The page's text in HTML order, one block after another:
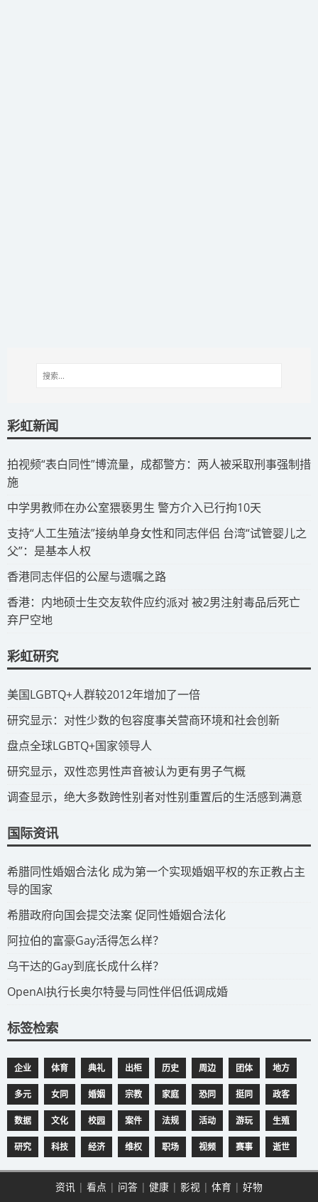
彩虹新闻
拍视频“表白同性”博流量，成都警方：两人被采取刑事强制措
施
​中学男教师在办公室猥亵男生 警方介入已行拘10天
​支持“人工生殖法”接纳单身女性和同志伴侣 台湾“试管婴儿之
父”：是基本人权
​香港同志伴侣的公屋与遗嘱之路
​香港：内地硕士生交友软件应约派对 被2男注射毒品后死亡
弃尸空地
彩虹研究
​美国LGBTQ+人群较2012年增加了一倍
​研究显示：对性少数的包容度事关营商环境和社会创新
​盘点全球LGBTQ+国家领导人
研究显示，双性恋男性声音被认为更有男子气概
调查显示，绝大多数跨性别者对性别重置后的生活感到满意
国际资讯
​希腊同性婚姻合法化 成为第一个实现婚姻平权的东正教占主
导的国家
​希腊政府向国会提交法案 促同性婚姻合法化
​阿拉伯的富豪Gay活得怎么样？
​乌干达的Gay到底长成什么样？
​OpenAI执行长奥尔特曼与同性伴侣低调成婚
标签检索
企业 体育 典礼 出柜 历史 周边 团体 地方
多元 女同 婚姻 宗教 家庭 恐同 挺同 政客
数据 文化 校园 案件 法规 活动 游玩 生殖
研究 科技 经济 维权 职场 视频 赛事 逝世
资讯 | 看点 | 问答 | 健康 | 影视 | 体育 | 好物